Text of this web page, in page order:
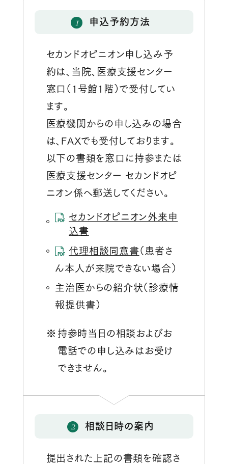
1 申込予約方法
セカンドオピニオン申し込み予
約は、当院、医療支援センター
窓口（1号館1階）で受付してい
ます。
医療機関からの申し込みの場合
は、FAXでも受付しております。
以下の書類を窓口に持参または
医療支援センター セカンドオピ
ニオン係へ郵送してください。
セカンドオピニオン外来申
込書
代理相談同意書（患者さ
ん本人が来院できない場合）
主治医からの紹介状（診療情
報提供書）
持参時当日の相談およびお
電話での申し込みはお受け
できません。
2 相談日時の案内
提出された上記の書類を確認さ